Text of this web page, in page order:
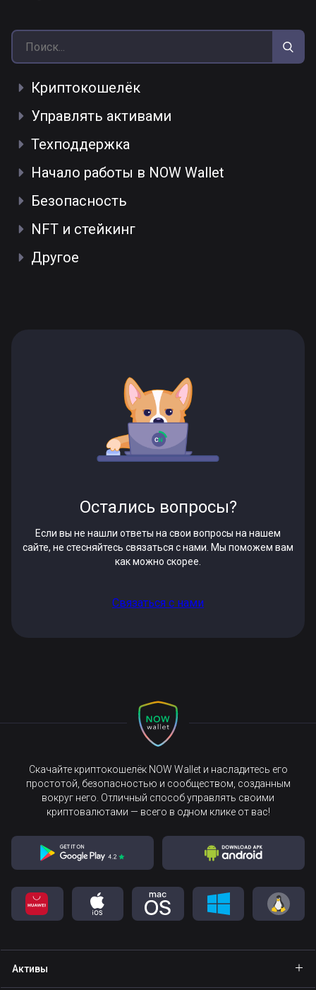
Криптокошелёк
Управлять активами
Техподдержка
Начало работы в NOW Wallet
Безопасность
NFT и стейкинг
Другое
Остались вопросы?
Если вы не нашли ответы на свои вопросы на нашем
сайте, не стесняйтесь связаться с нами. Мы поможем вам
как можно скорее.
Связаться с нами
Скачайте криптокошелёк NOW Wallet и насладитесь его
простотой, безопасностью и сообществом, созданным
вокруг него. Отличный способ управлять своими
криптовалютами — всего в одном клике от вас!
Активы